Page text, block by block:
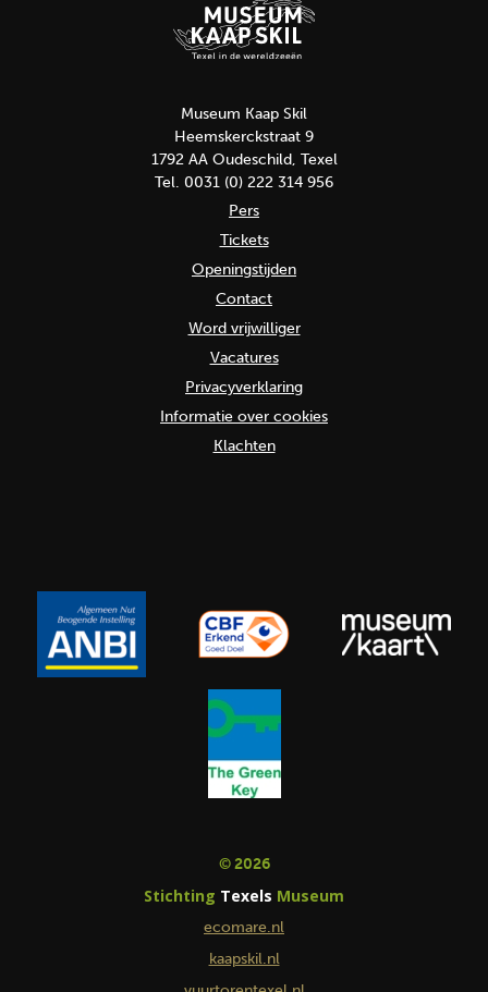
Museum Kaap Skil
Heemskerckstraat 9
1792 AA Oudeschild, Texel
Tel. 0031 (0) 222 314 956
Pers
Tickets
Openingstijden
Contact
Word vrijwilliger
Vacatures
Privacyverklaring
Informatie over cookies
Klachten
© 2026
Stichting Texels Museum
ecomare.nl
kaapskil.nl